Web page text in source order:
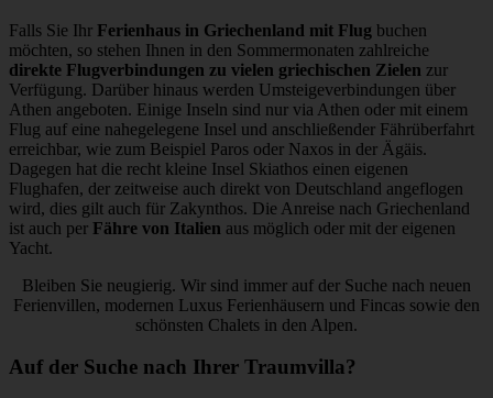
Falls Sie Ihr Ferienhaus in Griechenland mit Flug buchen
möchten, so stehen Ihnen in den Sommermonaten zahlreiche
direkte Flugverbindungen zu vielen griechischen Zielen zur
Verfügung. Darüber hinaus werden Umsteigeverbindungen über
Athen angeboten. Einige Inseln sind nur via Athen oder mit einem
Flug auf eine nahegelegene Insel und anschließender Fährüberfahrt
erreichbar, wie zum Beispiel Paros oder Naxos in der Ägäis.
Dagegen hat die recht kleine Insel Skiathos einen eigenen
Flughafen, der zeitweise auch direkt von Deutschland angeflogen
wird, dies gilt auch für Zakynthos. Die Anreise nach Griechenland
ist auch per Fähre von Italien aus möglich oder mit der eigenen
Yacht.
Bleiben Sie neugierig. Wir sind immer auf der Suche nach neuen
Ferienvillen, modernen Luxus Ferienhäusern und Fincas sowie den
schönsten Chalets in den Alpen.
Auf der Suche nach Ihrer Traumvilla?